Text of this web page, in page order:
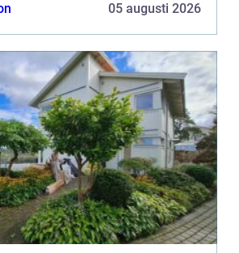
05 augusti 2026